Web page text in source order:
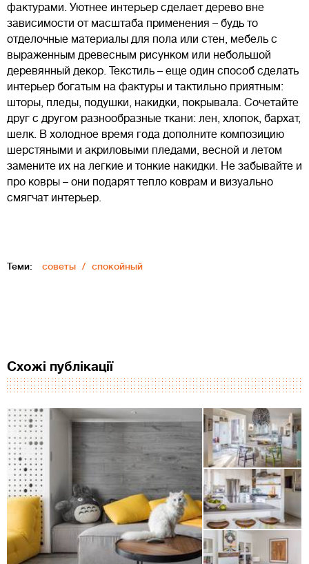
фактурами. Уютнее интерьер сделает дерево вне
зависимости от масштаба применения – будь то
отделочные материалы для пола или стен, мебель с
выраженным древесным рисунком или небольшой
деревянный декор. Текстиль – еще один способ сделать
интерьер богатым на фактуры и тактильно приятным:
шторы, пледы, подушки, накидки, покрывала. Сочетайте
друг с другом разнообразные ткани: лен, хлопок, бархат,
шелк. В холодное время года дополните композицию
шерстяными и акриловыми пледами, весной и летом
замените их на легкие и тонкие накидки. Не забывайте и
про ковры – они подарят тепло коврам и визуально
смягчат интерьер.
Теми: советы спокойный
Схожі публікації